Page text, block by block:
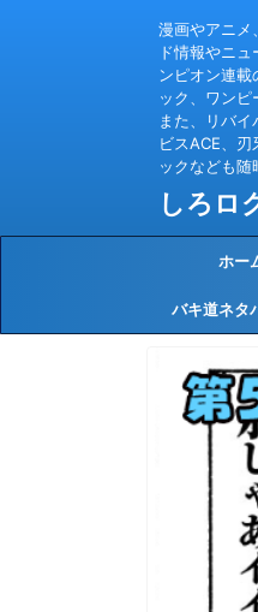
漫画やアニメ
ド情報やニ
ンピオン連載
ック、ワンピ
また、リバ
ビスACE、
ックなども随
しろロ
ホー
バキ道ネタ